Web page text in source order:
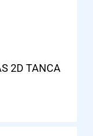
2D TANCA